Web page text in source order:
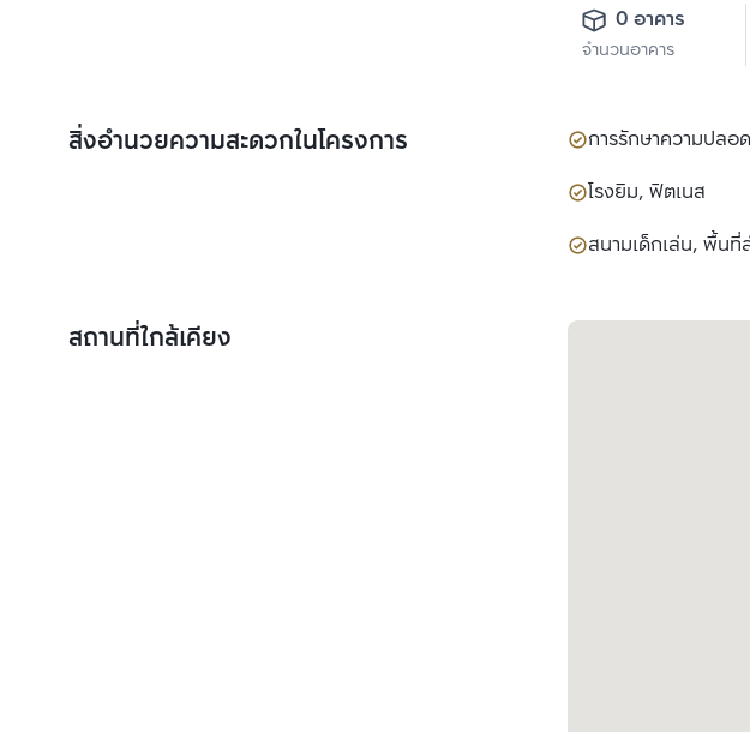
0 อาคาร
จำนวนอาคาร
สิ่งอำนวยความสะดวกในโครงการ การรักษาความปลอ
โรงยิม, ฟิตเนส
สนามเด็กเล่น, พื้นที่
สถานที่ใกล้เคียง